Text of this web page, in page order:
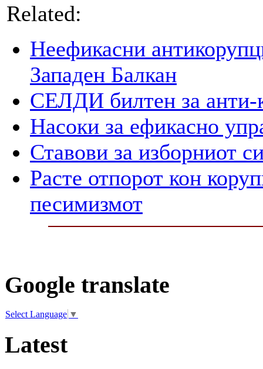
Related:
Неефикасни
Западен Балкан
СЕЛДИ билтен за анти-
Насоки за ефикасно
Ставови за изборниот
Расте отпорот кон
песимизмот
Google translate
Select Language ▼
Latest